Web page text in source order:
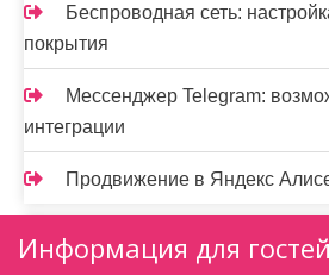
Беспроводная сеть:
покрытия
Мессенджер Telegram:
интеграции
Продвижение в Яндекс
Информация для гостей